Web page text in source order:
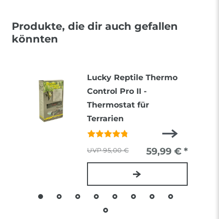
Produkte, die dir auch gefallen
könnten
Lucky Reptile Thermo
Control Pro II -
Thermostat für
Terrarien
95,00 € 59,99 € *